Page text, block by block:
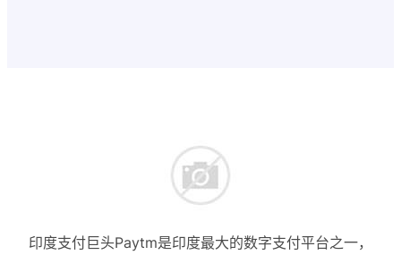
印度支付巨头Paytm是印度最大的数字支付平台之一，